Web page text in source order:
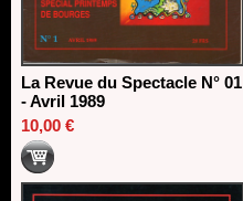
La Revue du Spectacle N° 01
- Avril 1989
10,00 €